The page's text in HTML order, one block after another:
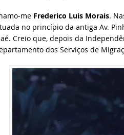
me Frederico Luis Morais.
no princípio da antiga Av.
Creio que, depois da
dos Serviços de